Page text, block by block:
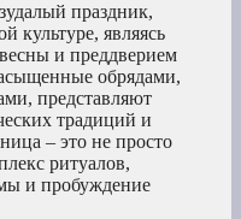
праздник,
культуре, являясь
и преддверием
обрядами,
представляют
традиций и
– это не просто
ритуалов,
и пробуждение